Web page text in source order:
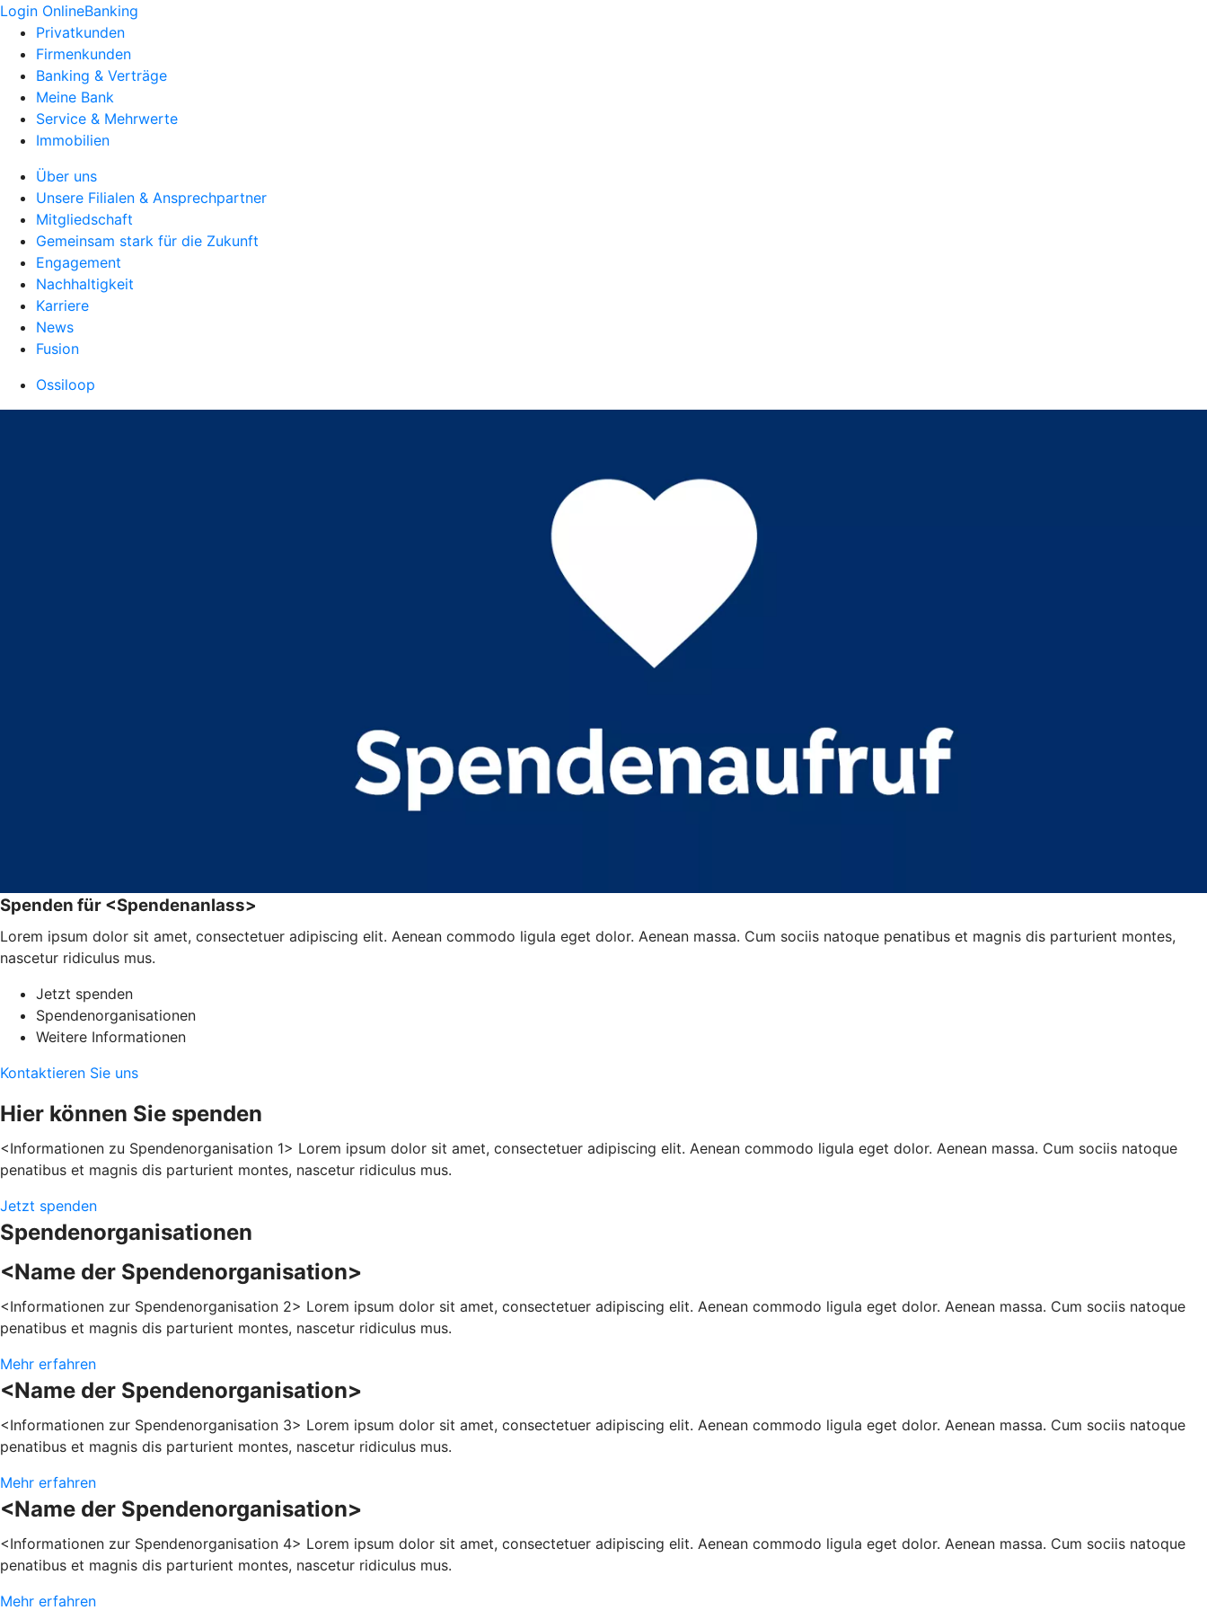
Login OnlineBanking
Privatkunden
Firmenkunden
Banking & Verträge
Meine Bank
Service & Mehrwerte
Immobilien
Über uns
Unsere Filialen & Ansprechpartner
Mitgliedschaft
Gemeinsam stark für die Zukunft
Engagement
Nachhaltigkeit
Karriere
News
Fusion
Ossiloop
Spenden für <Spendenanlass>
Lorem ipsum dolor sit amet, consectetuer adipiscing elit. Aenean commodo ligula eget dolor. Aenean massa. Cum sociis natoque penatibus et magnis dis parturient montes,
nascetur ridiculus mus.
Jetzt spenden
Spendenorganisationen
Weitere Informationen
Kontaktieren Sie uns
Hier können Sie spenden
<Informationen zu Spendenorganisation 1> Lorem ipsum dolor sit amet, consectetuer adipiscing elit. Aenean commodo ligula eget dolor. Aenean massa. Cum sociis natoque
penatibus et magnis dis parturient montes, nascetur ridiculus mus.
Jetzt spenden
Spendenorganisationen
<Name der Spendenorganisation>
<Informationen zur Spendenorganisation 2> Lorem ipsum dolor sit amet, consectetuer adipiscing elit. Aenean commodo ligula eget dolor. Aenean massa. Cum sociis natoque
penatibus et magnis dis parturient montes, nascetur ridiculus mus.
Mehr erfahren
<Name der Spendenorganisation>
<Informationen zur Spendenorganisation 3> Lorem ipsum dolor sit amet, consectetuer adipiscing elit. Aenean commodo ligula eget dolor. Aenean massa. Cum sociis natoque
penatibus et magnis dis parturient montes, nascetur ridiculus mus.
Mehr erfahren
<Name der Spendenorganisation>
<Informationen zur Spendenorganisation 4> Lorem ipsum dolor sit amet, consectetuer adipiscing elit. Aenean commodo ligula eget dolor. Aenean massa. Cum sociis natoque
penatibus et magnis dis parturient montes, nascetur ridiculus mus.
Mehr erfahren